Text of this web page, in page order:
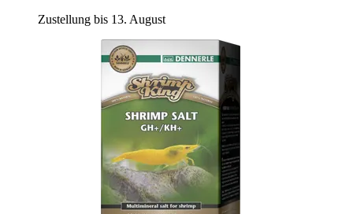
Zustellung bis 13. August